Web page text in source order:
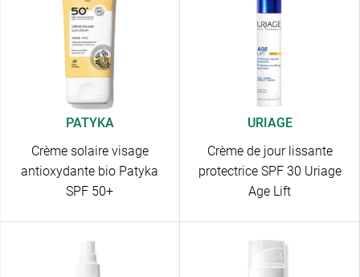
PATYKA
Crème solaire visage
antioxydante bio Patyka
SPF 50+
URIAGE
Crème de jour lissante
protectrice SPF 30 Uriage
Age Lift